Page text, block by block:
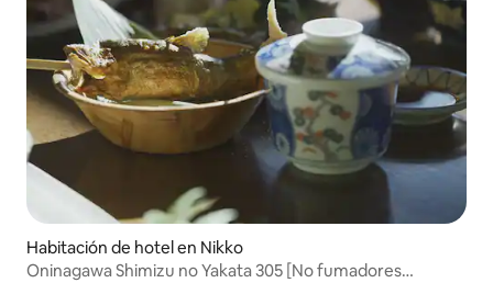
Habitación de hotel en Nikko
Oninagawa Shimizu no Yakata 305 [No fumadores